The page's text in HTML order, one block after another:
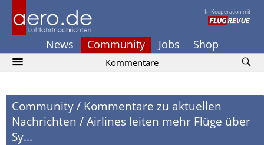
In Kooperation mit
News Community Jobs Shop
Kommentare
Community/ Kommentare zu aktuellen
Nachrichten /Airlines leiten mehr Flüge über
Sy...